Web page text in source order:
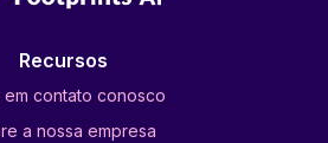
Recursos
em contato conosco
a nossa empresa